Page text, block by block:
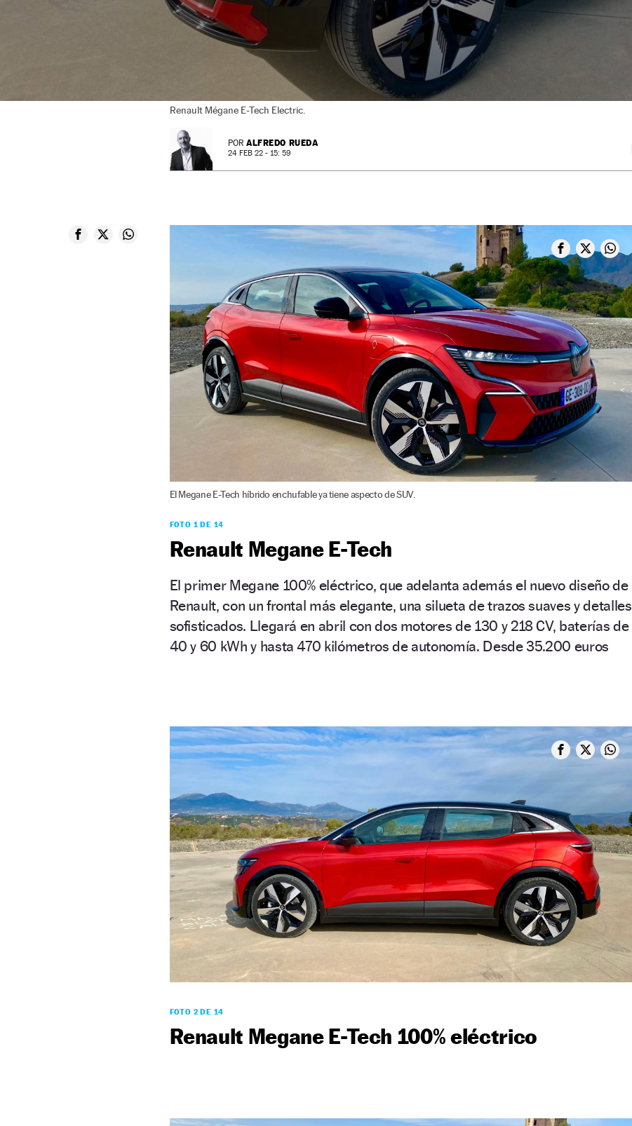
Renault Mégane E-Tech Electric.
POR ALFREDO RUEDA
24 FEB 22 - 15: 59
El Megane E-Tech híbrido enchufable ya tiene aspecto de SUV.
FOTO 1 DE 14
Renault Megane E-Tech
El primer Megane 100% eléctrico, que adelanta además el nuevo diseño de
Renault, con un frontal más elegante, una silueta de trazos suaves y detalles
sofisticados. Llegará en abril con dos motores de 130 y 218 CV, baterías de
40 y 60 kWh y hasta 470 kilómetros de autonomía. Desde 35.200 euros
FOTO 2 DE 14
Renault Megane E-Tech 100% eléctrico